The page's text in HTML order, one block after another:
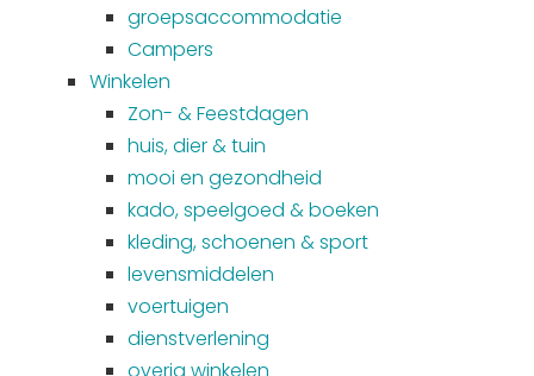
groepsaccommodatie
Campers
Winkelen
Zon- & Feestdagen
huis, dier & tuin
mooi en gezondheid
kado, speelgoed & boeken
kleding, schoenen & sport
levensmiddelen
voertuigen
dienstverlening